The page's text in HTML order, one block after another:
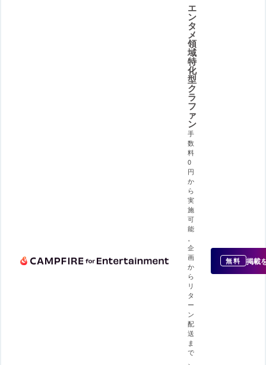
エ
ン
タ
メ
領
域
特
化
型
ク
ラ
フ
ァ
ン
手
数
料
0
円
か
ら
実
施
可
能
企
画
か
ら
リ
タ
ー
ン
配
送
ま
で
無料 掲載